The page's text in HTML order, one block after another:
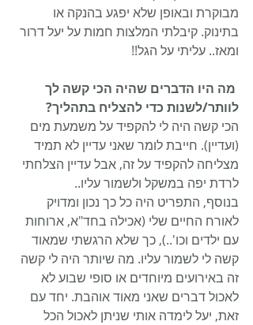
מבוקרת ובאופן שלא יפגע בהנקה או
בתינוק. קיבלתי המלצות חמות על יעל דרור
ומאז.. עליתי על הגל!!
מה היו הדברים שהיה הכי קשה לך
לוותר/לשנות כדי להצליח בתהליך?
הכי קשה היה לי להקפיד על משמעת מים
(ועדיין). חייבת לומר שאני עדיין לא תמיד
מצליחה להקפיד על זה, אבל עדיין הצלחתי
לרדת יפה במשקל ולשמור עליו..
בנוסף, התפריט היה כל כך נכון ומדויק
לאורח החיים שלי (אכילה בחד"א, ארוחות
עם ילדים וכו'..), כך שלא הרגשתי שמאוד
קשה לי לשמור עליו. מה שיותר היה לי קשה
זה באירועים מיוחדים או סופי שבוע לא
לאכול דברים שאני מאוד אוהבת. יחד עם
זאת, יעל לימדה אותי שניתן לאכול הכל